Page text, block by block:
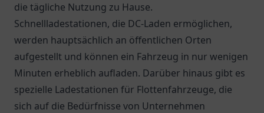
die tägliche Nutzung zu Hause.
Schnellladestationen, die DC-Laden ermöglichen,
werden hauptsächlich an öffentlichen Orten
aufgestellt und können ein Fahrzeug in nur wenigen
Minuten erheblich aufladen. Darüber hinaus gibt es
spezielle Ladestationen für Flottenfahrzeuge, die
sich auf die Bedürfnisse von Unternehmen